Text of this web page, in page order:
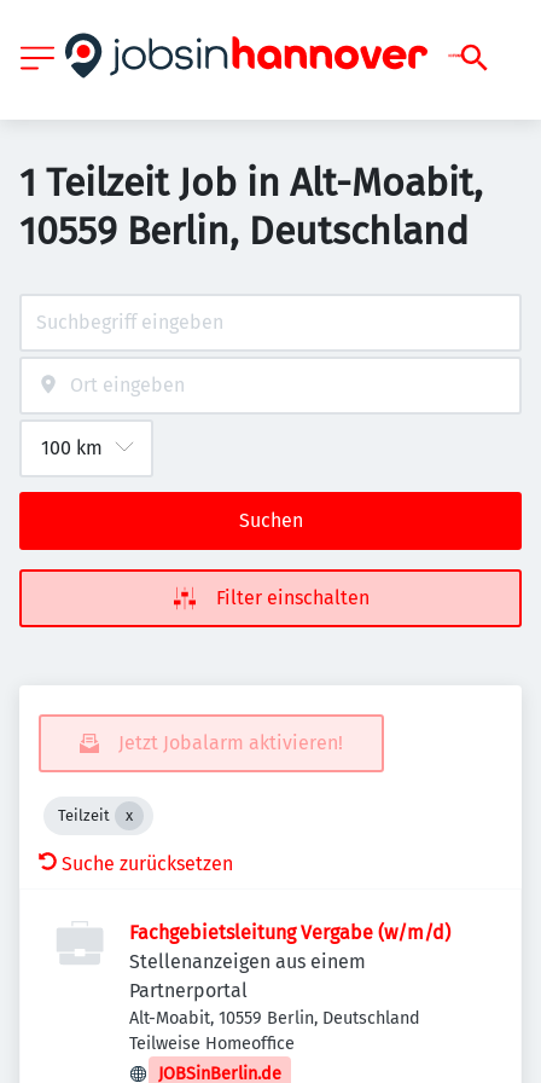
1 Teilzeit Job in Alt-Moabit,
10559 Berlin, Deutschland
Suchen
Filter einschalten
Jetzt Jobalarm aktivieren!
Teilzeit
Suche zurücksetzen
Fachgebietsleitung Vergabe (w/m/d)
Stellenanzeigen aus einem
Partnerportal
Alt-Moabit, 10559 Berlin, Deutschland
Teilweise Homeoffice
JOBSinBerlin.de